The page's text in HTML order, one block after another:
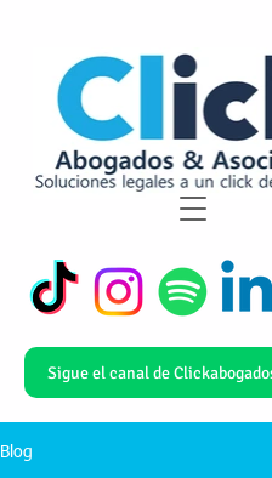
Sigue el canal de
Blog